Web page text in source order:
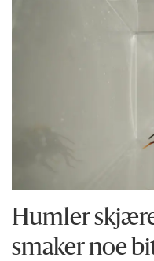
Humler
smaker noe